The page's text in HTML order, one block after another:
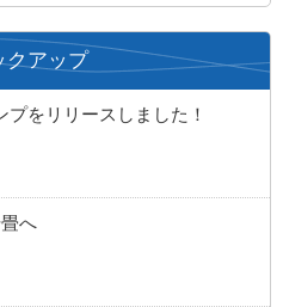
クアップ
プをリリースしました！
へ